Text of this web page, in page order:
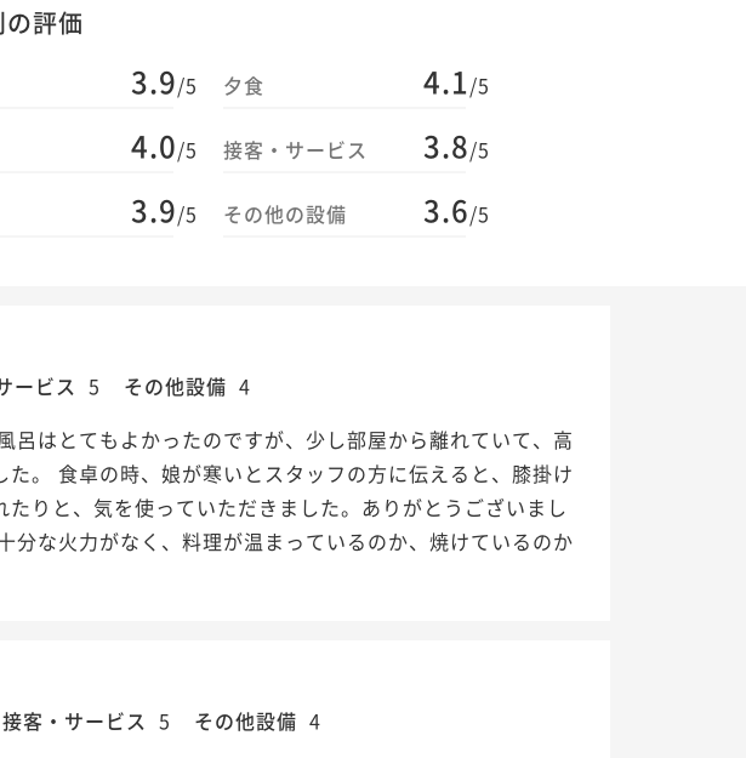
評価
3.9/5
4.0/5
3.9/5
夕食 4.1/5
接客・サービス 3.8/5
その他の設備 3.6/5
ービス 5 その他設備 4
呂はとてもよかったのですが、少し部屋から離れていて、高
。 食卓の時、娘が寒いとスタッフの方に伝えると、膝掛け
りと、気を使っていただきました。ありがとうございまし
分な火力がなく、料理が温まっているのか、焼けているのか
接客・サービス 5 その他設備 4